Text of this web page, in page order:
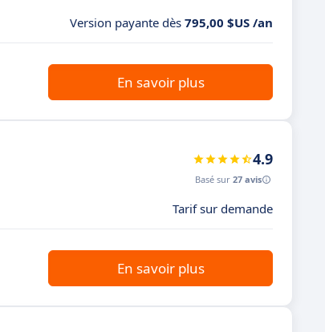
Version payante dès 795,00 $US /an
En savoir plus
4.9
Basé sur 27 avis
Tarif sur demande
En savoir plus